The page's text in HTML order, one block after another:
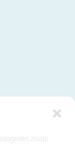
zoals